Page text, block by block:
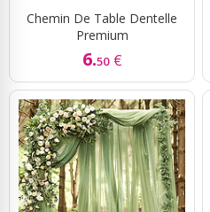
Chemin De Table Dentelle
Premium
6.50 €